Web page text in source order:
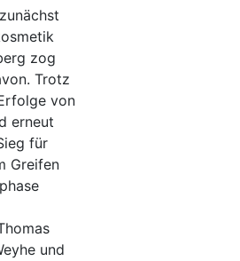
zog
Trotz
von
erneut
für
Greifen
und